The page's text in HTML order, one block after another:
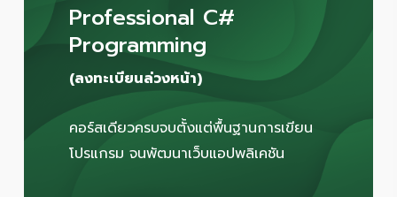
Professional C#
Programming
(ลงทะเบียนล่วงหน้า)
คอร์สเดียวครบจบตั้งแต่พื้นฐานการเขียน
โปรแกรม จนพัฒนาเว็บแอปพลิเคชัน